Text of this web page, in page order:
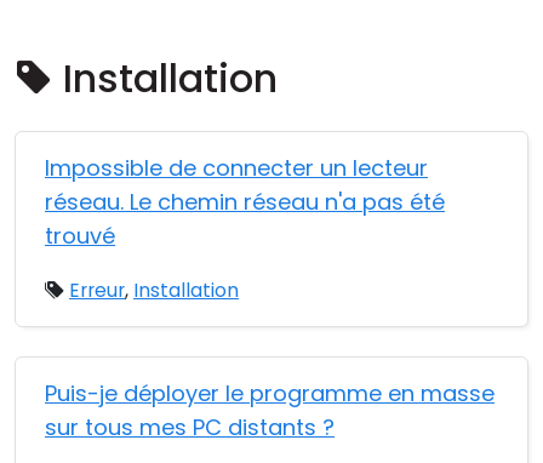
Installation
Impossible de connecter un lecteur
réseau. Le chemin réseau n'a pas été
trouvé
Erreur, Installation
Puis-je déployer le programme en masse
sur tous mes PC distants ?